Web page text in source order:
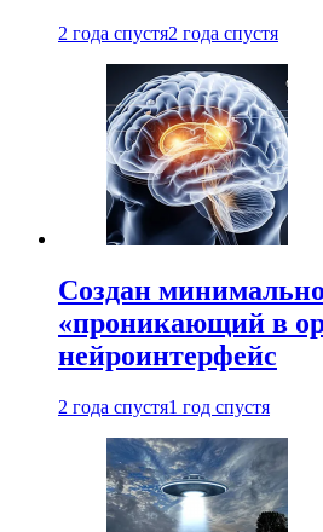
2 года спустя2 года спустя
Создан минимально
«проникающий в
нейроинтерфейс
2 года спустя1 год спустя